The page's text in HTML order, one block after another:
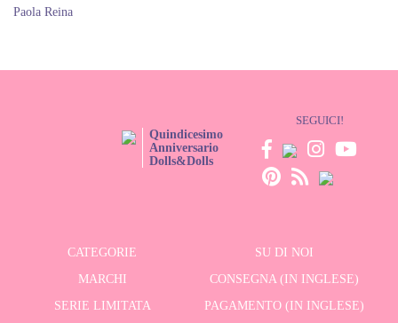
Paola Reina
Quindicesimo
Anniversario
Dolls&Dolls
SEGUICI!
CATEGORIE
SU DI NOI
MARCHI
CONSEGNA (IN INGLESE)
SERIE LIMITATA
PAGAMENTO (IN INGLESE)